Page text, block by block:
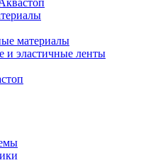
материалы
и эластичные ленты